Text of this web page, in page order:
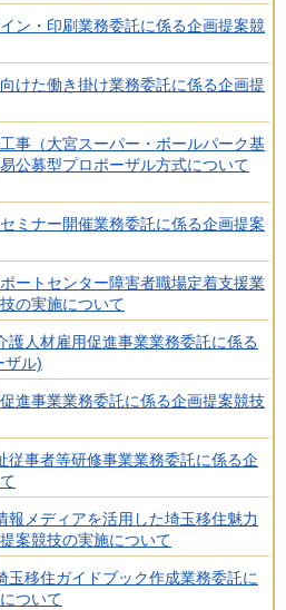
ン・印刷業務委託に係る企画提案競
けた働き掛け業務委託に係る企画提
事（大宮スーパー・ボールパーク基
公募型プロポーザル方式について
ミナー開催業務委託に係る企画提案
ートセンター障害者職場定着支援業
の実施について
護人材雇用促進事業業務委託に係る
ザル)
進事業業務委託に係る企画提案競技
従事者等研修事業業務委託に係る企
報メディアを活用した埼玉移住魅力
案競技の実施について
玉移住ガイドブック作成業務委託に
ついて